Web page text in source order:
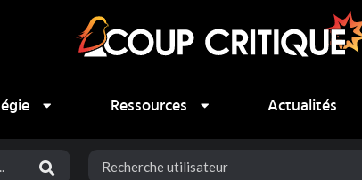
Ressources Actualités